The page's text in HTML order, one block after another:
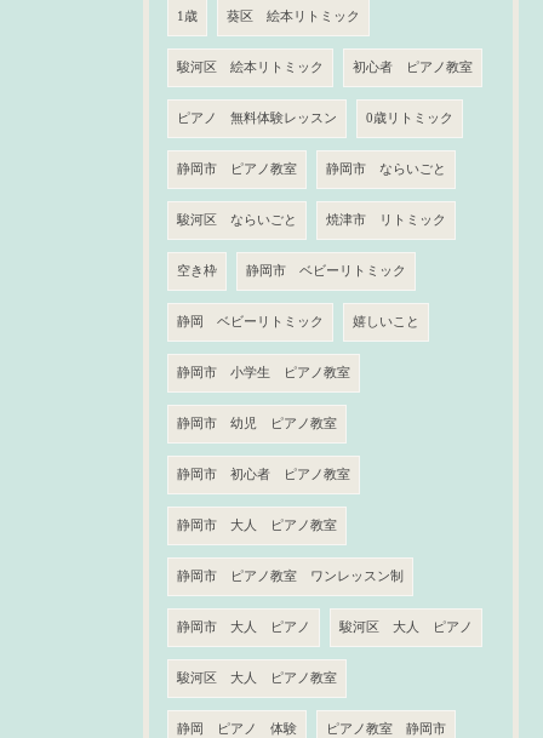
1歳 葵区 絵本リトミック
駿河区 絵本リトミック 初心者 ピアノ教室
ピアノ 無料体験レッスン 0歳リトミック
静岡市 ピアノ教室 静岡市 ならいごと
駿河区 ならいごと 焼津市 リトミック
空き枠 静岡市 ベビーリトミック
静岡 ベビーリトミック 嬉しいこと
静岡市 小学生 ピアノ教室
静岡市 幼児 ピアノ教室
静岡市 初心者 ピアノ教室
静岡市 大人 ピアノ教室
静岡市 ピアノ教室 ワンレッスン制
静岡市 大人 ピアノ 駿河区 大人 ピアノ
駿河区 大人 ピアノ教室
静岡 ピアノ 体験 ピアノ教室 静岡市